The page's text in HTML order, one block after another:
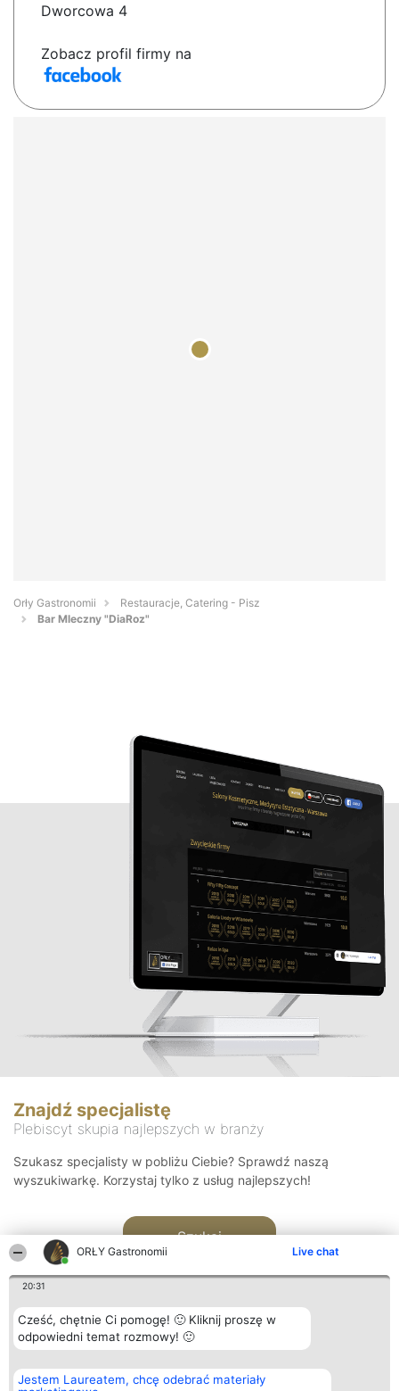
ORŁY Gastronomii Live chat
20:31
Cześć, chętnie Ci pomogę! 🙂 Kliknij proszę w
odpowiedni temat rozmowy! 🙂
Jestem Laureatem, chcę odebrać materiały
Dworcowa 4
Zobacz profil firmy na
Orły Gastronomii
Restauracje, Catering - Pisz
Bar Mleczny "DiaRoz"
Znajdź specjalistę
Plebiscyt skupia najlepszych w branży
Szukasz specjalisty w pobliżu Ciebie? Sprawdź naszą
wyszukiwarkę. Korzystaj tylko z usług najlepszych!
Szukaj
Organizator plebiscytu
Bright Side Solutions sp. z o.
Plebiscyt
Laureaci
Kontakt
Kontakt